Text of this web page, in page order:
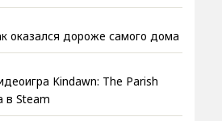
оказался дороже самого дома
Kindawn: The Parish
в Steam